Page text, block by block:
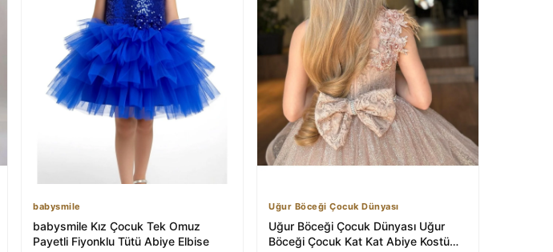
babysmile
babysmile Kız Çocuk Tek Omuz
Payetli Fiyonklu Tütü Abiye Elbise
Uğur Böceği Çocuk Dünyası
Uğur Böceği Çocuk Dünyası Uğur
Böceği Çocuk Kat Kat Abiye Kostüm